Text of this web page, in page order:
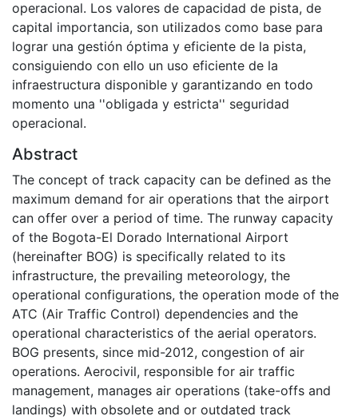
operacional. Los valores de capacidad de pista, de
capital importancia, son utilizados como base para
lograr una gestión óptima y eficiente de la pista,
consiguiendo con ello un uso eficiente de la
infraestructura disponible y garantizando en todo
momento una ''obligada y estricta'' seguridad
operacional.
Abstract
The concept of track capacity can be defined as the
maximum demand for air operations that the airport
can offer over a period of time. The runway capacity
of the Bogota-El Dorado International Airport
(hereinafter BOG) is specifically related to its
infrastructure, the prevailing meteorology, the
operational configurations, the operation mode of the
ATC (Air Traffic Control) dependencies and the
operational characteristics of the aerial operators.
BOG presents, since mid-2012, congestion of air
operations. Aerocivil, responsible for air traffic
management, manages air operations (take-offs and
landings) with obsolete and or outdated track